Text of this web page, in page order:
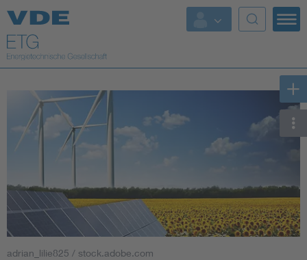
Top Themen
Fokusthemen
Energy
AI & Digital Trust
Health
Mobility
adrian_lilie825 / stock.adobe.com